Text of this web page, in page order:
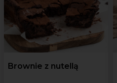
Brownie z nutellą